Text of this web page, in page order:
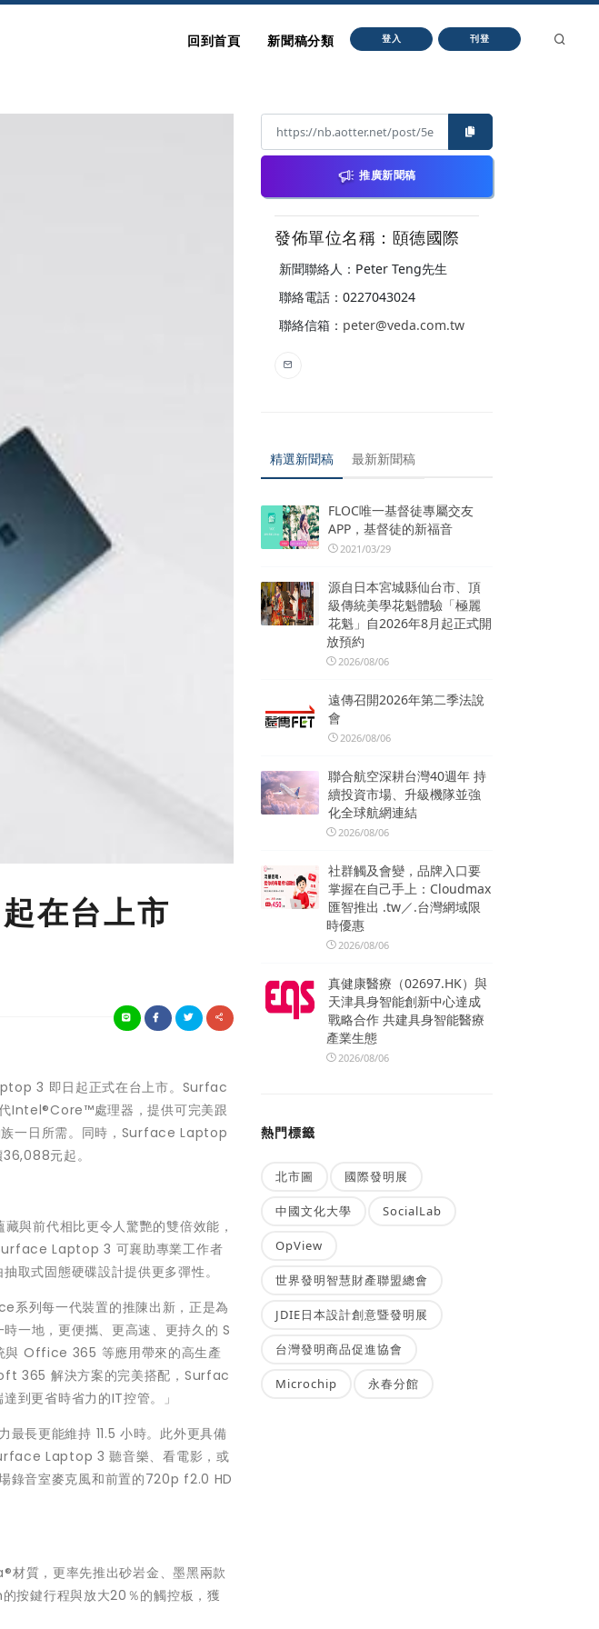
回到首頁 新聞稿分類 登入 刊登
在台上市
3 即日起正式在台上市。Surfac
Intel®Core™處理器，提供可完美跟
族一日所需。同時，Surface Laptop
元起。
與前代相比更令人驚艷的雙倍效能，
Laptop 3 可襄助專業工作者
取式固態硬碟設計提供更多彈性。
系列每一代裝置的推陳出新，正是為
一地，更便攜、更高速、更持久的 S
Office 365 等應用帶來的高生產
365 解決方案的完美搭配，Surfac
到更省時省力的IT控管。」
長更能維持 11.5 小時。此外更具備
Laptop 3 聽音樂、看電影，或
錄音室麥克風和前置的720p f2.0 HD
質，更率先推出砂岩金、墨黑兩款
按鍵行程與放大20％的觸控板，獲
推廣新聞稿
發佈單位名稱：頤德國際
新聞聯絡人：Peter Teng先生
聯絡電話：0227043024
聯絡信箱： peter@veda.com.tw
精選新聞稿 最新新聞稿
FLOC唯一基督徒專屬交友
APP，基督徒的新福音
2021/03/29
源自日本宮城縣仙台市、頂
級傳統美學花魁體驗「極麗
花魁」自2026年8月起正式開
放預約
2026/08/06
遠傳召開2026年第二季法說
會
2026/08/06
聯合航空深耕台灣40週年 持
續投資市場、升級機隊並強
化全球航網連結
2026/08/06
社群觸及會變，品牌入口要
掌握在自己手上：Cloudmax
匯智推出 .tw／.台灣網域限
時優惠
2026/08/06
真健康醫療（02697.HK）與
天津具身智能創新中心達成
戰略合作 共建具身智能醫療
產業生態
2026/08/06
熱門標籤
北市圖 國際發明展
中國文化大學 SocialLab
OpView
世界發明智慧財產聯盟總會
JDIE日本設計創意暨發明展
台灣發明商品促進協會
Microchip 永春分館